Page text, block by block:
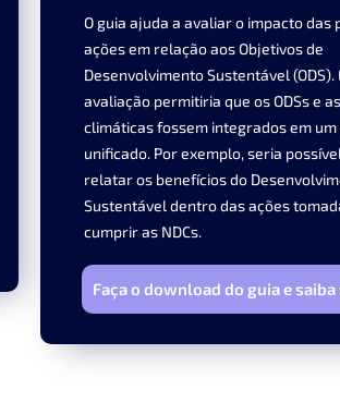
O guia ajuda a avaliar o impacto das
ações em relação aos Objetivos de
Desenvolvimento Sustentável (ODS).
avaliação permitiria que os ODSs e
climáticas fossem integrados em
unificado. Por exemplo, seria
relatar os benefícios do
Sustentável dentro das ações
cumprir as NDCs.
Faça o download do guia e saiba